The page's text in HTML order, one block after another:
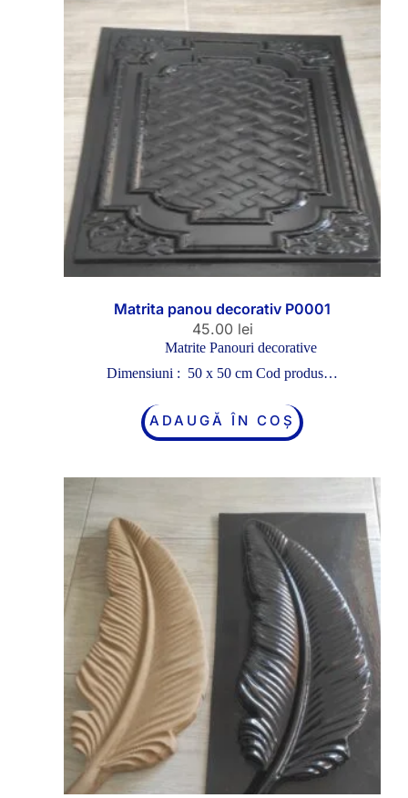
Matrita panou decorativ P0001
45.00 lei
Matrite Panouri decorative
Dimensiuni : 50 x 50 cm Cod produs…
ADAUGĂ ÎN COȘ